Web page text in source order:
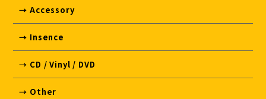
→ Accessory
→ Insence
→ CD / Vinyl / DVD
→ Other